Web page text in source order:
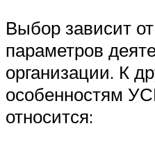
Выбор зависит
параметров
организации. К
особенностям
относится: